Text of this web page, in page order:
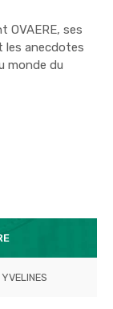
OVAERE, ses
les anecdotes
monde du